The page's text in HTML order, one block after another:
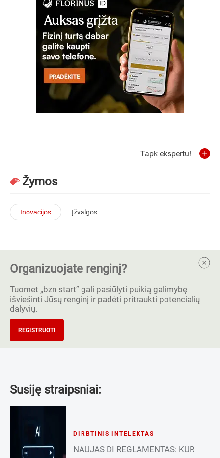
Tapk ekspertu!
Žymos
Inovacijos Įžvalgos
Organizuojate renginį?
Tuomet „bzn start” gali pasiūlyti puikią galimybę
išviešinti Jūsų renginį ir padėti pritraukti potencialių
dalyvių.
REGISTRUOTI
Susiję straipsniai:
DIRBTINIS INTELEKTAS
NAUJAS DI REGLAMENTAS: KUR